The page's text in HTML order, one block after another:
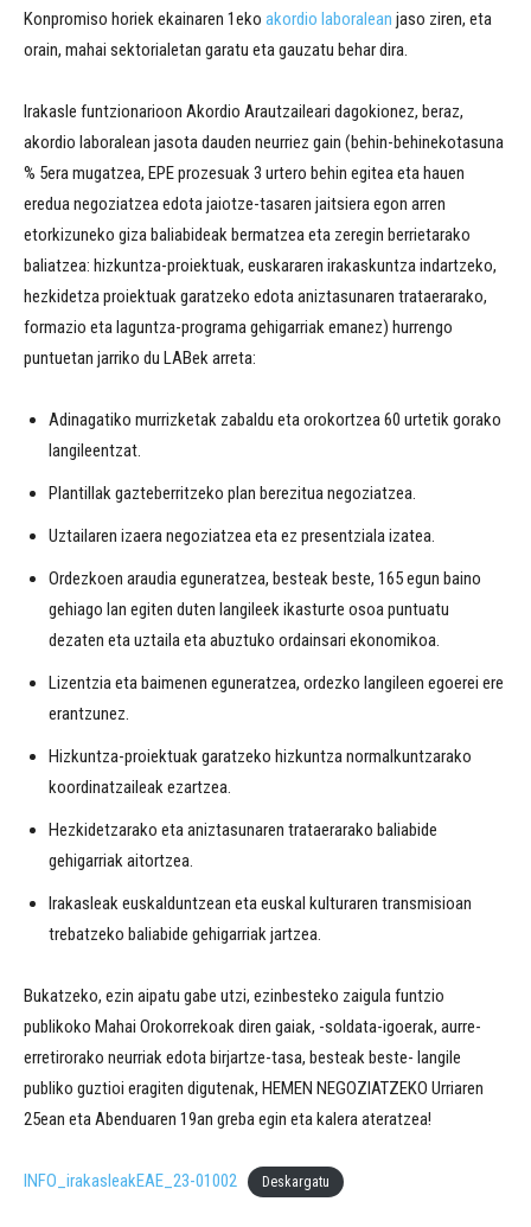
Konpromiso horiek ekainaren 1eko akordio laboralean jaso ziren, eta
orain, mahai sektorialetan garatu eta gauzatu behar dira.
Irakasle funtzionarioon Akordio Arautzaileari dagokionez, beraz,
akordio laboralean jasota dauden neurriez gain (behin-behinekotasuna
% 5era mugatzea, EPE prozesuak 3 urtero behin egitea eta hauen
eredua negoziatzea edota jaiotze-tasaren jaitsiera egon arren
etorkizuneko giza baliabideak bermatzea eta zeregin berrietarako
baliatzea: hizkuntza-proiektuak, euskararen irakaskuntza indartzeko,
hezkidetza proiektuak garatzeko edota aniztasunaren trataerarako,
formazio eta laguntza-programa gehigarriak emanez) hurrengo
puntuetan jarriko du LABek arreta:
Adinagatiko murrizketak zabaldu eta orokortzea 60 urtetik gorako
langileentzat.
Plantillak gazteberritzeko plan berezitua negoziatzea.
Uztailaren izaera negoziatzea eta ez presentziala izatea.
Ordezkoen araudia eguneratzea, besteak beste, 165 egun baino
gehiago lan egiten duten langileek ikasturte osoa puntuatu
dezaten eta uztaila eta abuztuko ordainsari ekonomikoa.
Lizentzia eta baimenen eguneratzea, ordezko langileen egoerei ere
erantzunez.
Hizkuntza-proiektuak garatzeko hizkuntza normalkuntzarako
koordinatzaileak ezartzea.
Hezkidetzarako eta aniztasunaren trataerarako baliabide
gehigarriak aitortzea.
Irakasleak euskalduntzean eta euskal kulturaren transmisioan
trebatzeko baliabide gehigarriak jartzea.
Bukatzeko, ezin aipatu gabe utzi, ezinbesteko zaigula funtzio
publikoko Mahai Orokorrekoak diren gaiak, -soldata-igoerak, aurre-
erretirorako neurriak edota birjartze-tasa, besteak beste- langile
publiko guztioi eragiten digutenak, HEMEN NEGOZIATZEKO Urriaren
25ean eta Abenduaren 19an greba egin eta kalera ateratzea!
INFO_irakasleakEAE_23-01002 Deskargatu